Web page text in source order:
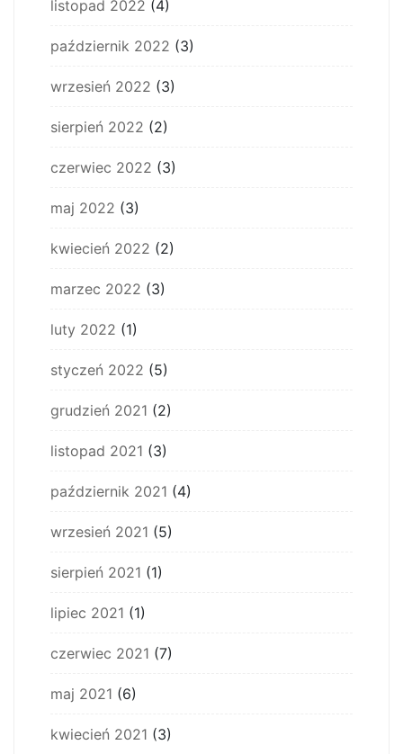
listopad 2022 (4)
październik 2022 (3)
wrzesień 2022 (3)
sierpień 2022 (2)
czerwiec 2022 (3)
maj 2022 (3)
kwiecień 2022 (2)
marzec 2022 (3)
luty 2022 (1)
styczeń 2022 (5)
grudzień 2021 (2)
listopad 2021 (3)
październik 2021 (4)
wrzesień 2021 (5)
sierpień 2021 (1)
lipiec 2021 (1)
czerwiec 2021 (7)
maj 2021 (6)
kwiecień 2021 (3)